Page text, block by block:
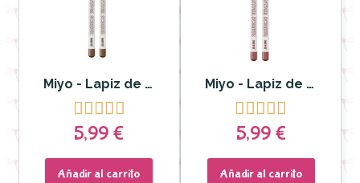
Miyo - Lapiz de labios Lip Contour Scriber 01 Cinnamon

5,99 €
Añadir al carrito
Miyo - Lapiz de labios Lip Contour Scriber 06 Peachy

5,99 €
Añadir al carrito